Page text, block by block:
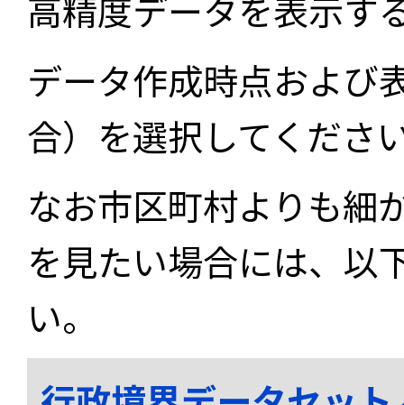
データ作成時点および
合）を選択してくださ
なお市区町村よりも細
を見たい場合には、以
い。